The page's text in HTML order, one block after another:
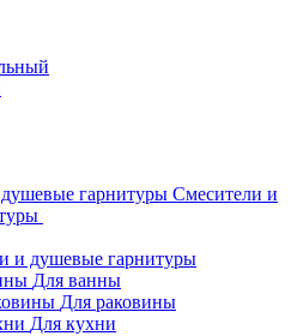
Смесители и
и душевые гарнитуры
Для ванны
Для раковины
Для кухни